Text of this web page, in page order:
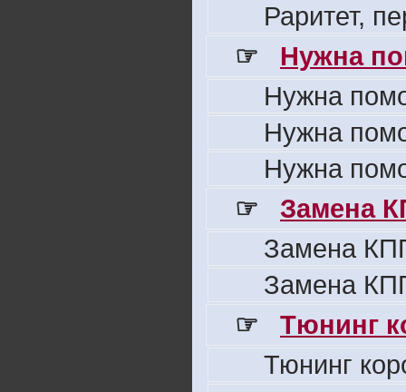
Раритет,
☞
Нужна
Нужна
Нужна
Нужна
☞
Замена
Замена
Замена
☞
Тюнинг
Тюнинг